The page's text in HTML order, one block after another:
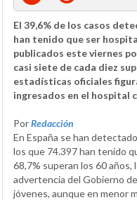
El 39,6% de los casos
han tenido que ser
publicados este viernes
casi siete de cada diez
estadísticas oficiales
ingresados en el hospital
PorRedacción
En España se han
los que 74.397 han tenido
68,7% superan los 60
advertencia del Gobierno
jóvenes, aunque en menor